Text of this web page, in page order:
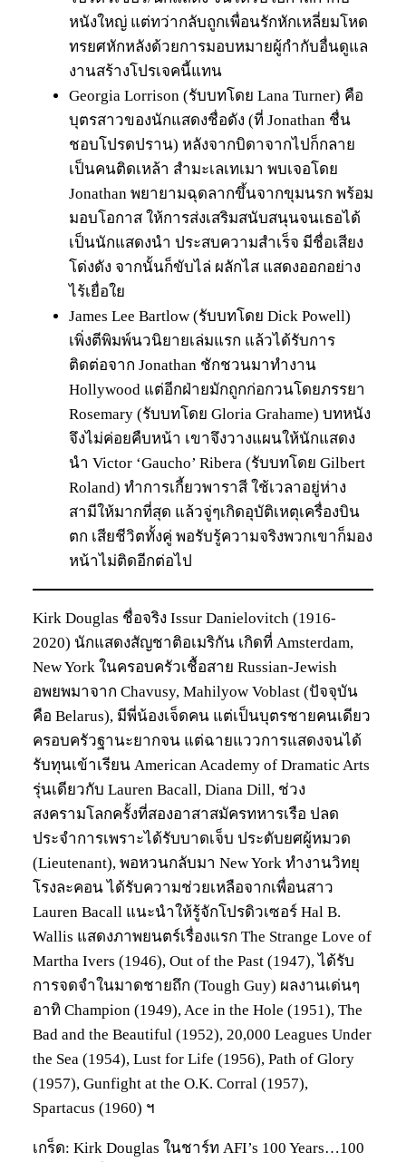
หนังใหญ่ แต่ทว่ากลับถูกเพื่อนรักหักเหลี่ยมโหด
ทรยศหักหลังด้วยการมอบหมายผู้กำกับอื่นดูแล
งานสร้างโปรเจคนี้แทน
Georgia Lorrison (รับบทโดย Lana Turner) คือ
บุตรสาวของนักแสดงชื่อดัง (ที่ Jonathan ชื่น
ชอบโปรดปราน) หลังจากบิดาจากไปก็กลาย
เป็นคนติดเหล้า สำมะเลเทเมา พบเจอโดย
Jonathan พยายามฉุดลากขึ้นจากขุมนรก พร้อม
มอบโอกาส ให้การส่งเสริมสนับสนุนจนเธอได้
เป็นนักแสดงนำ ประสบความสำเร็จ มีชื่อเสียง
โด่งดัง จากนั้นก็ขับไล่ ผลักไส แสดงออกอย่าง
ไร้เยื่อใย
James Lee Bartlow (รับบทโดย Dick Powell)
เพิ่งตีพิมพ์นวนิยายเล่มแรก แล้วได้รับการ
ติดต่อจาก Jonathan ชักชวนมาทำงาน
Hollywood แต่อีกฝ่ายมักถูกก่อกวนโดยภรรยา
Rosemary (รับบทโดย Gloria Grahame) บทหนัง
จึงไม่ค่อยคืบหน้า เขาจึงวางแผนให้นักแสดง
นำ Victor ‘Gaucho’ Ribera (รับบทโดย Gilbert
Roland) ทำการเกี้ยวพาราสี ใช้เวลาอยู่ห่าง
สามีให้มากที่สุด แล้วจู่ๆเกิดอุบัติเหตุเครื่องบิน
ตก เสียชีวิตทั้งคู่ พอรับรู้ความจริงพวกเขาก็มอง
หน้าไม่ติดอีกต่อไป
Kirk Douglas ชื่อจริง Issur Danielovitch (1916-
2020) นักแสดงสัญชาติอเมริกัน เกิดที่ Amsterdam,
New York ในครอบครัวเชื้อสาย Russian-Jewish
อพยพมาจาก Chavusy, Mahilyow Voblast (ปัจจุบัน
คือ Belarus), มีพี่น้องเจ็ดคน แต่เป็นบุตรชายคนเดียว
ครอบครัวฐานะยากจน แต่ฉายแววการแสดงจนได้
รับทุนเข้าเรียน American Academy of Dramatic Arts
รุ่นเดียวกับ Lauren Bacall, Diana Dill, ช่วง
สงครามโลกครั้งที่สองอาสาสมัครทหารเรือ ปลด
ประจำการเพราะได้รับบาดเจ็บ ประดับยศผู้หมวด
(Lieutenant), พอหวนกลับมา New York ทำงานวิทยุ
โรงละคอน ได้รับความช่วยเหลือจากเพื่อนสาว
Lauren Bacall แนะนำให้รู้จักโปรดิวเซอร์ Hal B.
Wallis แสดงภาพยนตร์เรื่องแรก The Strange Love of
Martha Ivers (1946), Out of the Past (1947), ได้รับ
การจดจำในมาดชายถึก (Tough Guy) ผลงานเด่นๆ
อาทิ Champion (1949), Ace in the Hole (1951), The
Bad and the Beautiful (1952), 20,000 Leagues Under
the Sea (1954), Lust for Life (1956), Path of Glory
(1957), Gunfight at the O.K. Corral (1957),
Spartacus (1960) ฯ
เกร็ด: Kirk Douglas ในชาร์ท AFI’s 100 Years…100